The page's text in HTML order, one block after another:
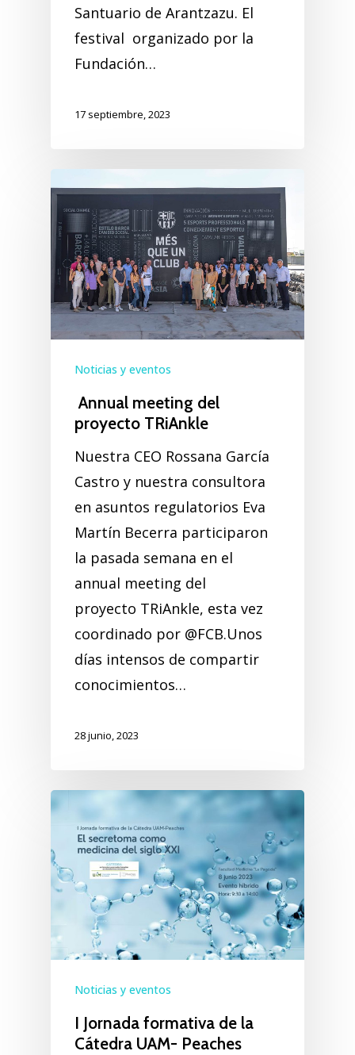
Santuario de Arantzazu. El
festival organizado por la
Fundación…
17 septiembre, 2023
Noticias y eventos
Annual meeting del
proyecto TRiAnkle
Nuestra CEO Rossana García
Castro y nuestra consultora
en asuntos regulatorios Eva
Martín Becerra participaron
la pasada semana en el
annual meeting del
proyecto TRiAnkle, esta vez
coordinado por @FCB.Unos
días intensos de compartir
conocimientos…
28 junio, 2023
Noticias y eventos
I Jornada formativa de la
Cátedra UAM- Peaches